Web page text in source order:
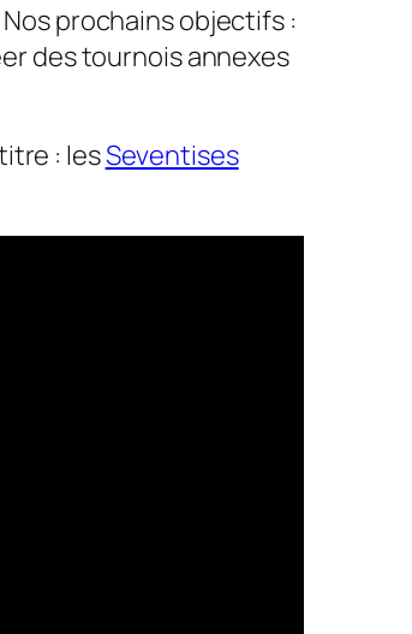
prochains objectifs :
des tournois annexes
: lesSeventises